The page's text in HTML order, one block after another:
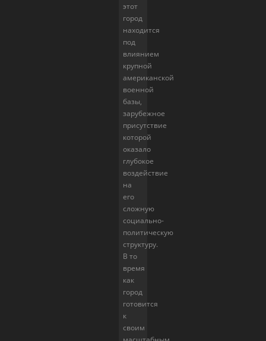
этот
город
находится
под
влиянием
крупной
американской
военной
базы,
зарубежное
присутствие
которой
оказало
глубокое
воздействие
на
его
сложную
социально-
политическую
структуру.
В то
время
как
город
готовится
к
своим